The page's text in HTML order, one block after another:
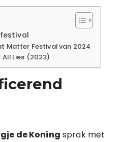
Matter Festival van 2024
Lies (2023)
de Koning sprak met